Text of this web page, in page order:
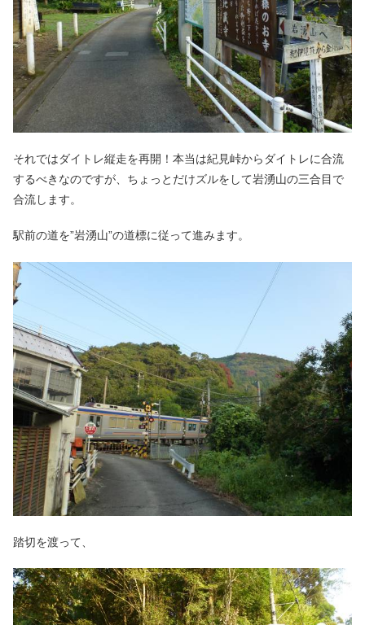
それではダイトレ縦走を再開！本当は紀見峠からダイトレに合流
するべきなのですが、ちょっとだけズルをして岩湧山の三合目で
合流します。
駅前の道を”岩湧山”の道標に従って進みます。
踏切を渡って、